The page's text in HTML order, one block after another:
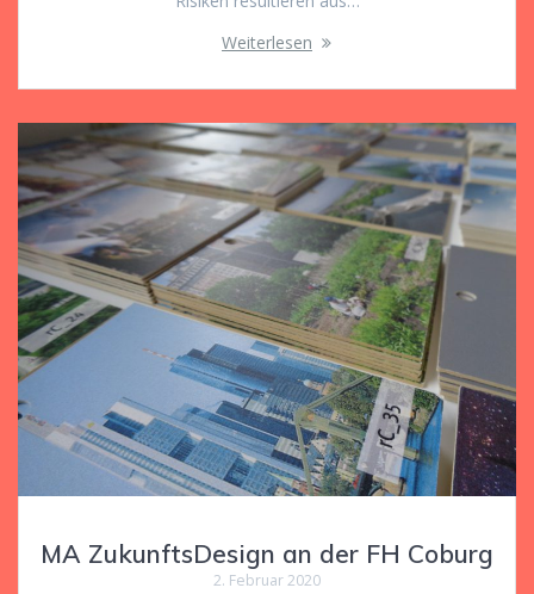
Weiterlesen
MA ZukunftsDesign an der FH Coburg
2. Februar 2020